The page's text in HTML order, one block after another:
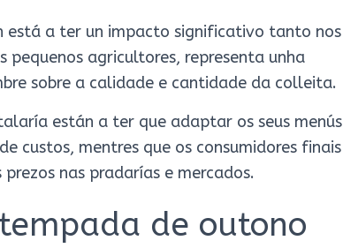
está a ter un impacto significativo tanto nos
pequenos agricultores, representa unha
sobre a calidade e cantidade da colleita.
están a ter que adaptar os seus menús
custos, mentres que os consumidores finais
nas pradarías e mercados.
de outono